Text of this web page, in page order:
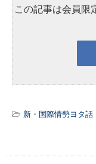
この記事は会員限
新・国際情勢ヨタ話